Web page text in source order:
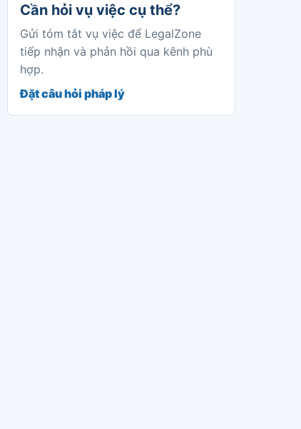
Cần hỏi vụ việc cụ thể?
Gửi tóm tắt vụ việc để LegalZone
tiếp nhận và phản hồi qua kênh phù
hợp.
Đặt câu hỏi pháp lý